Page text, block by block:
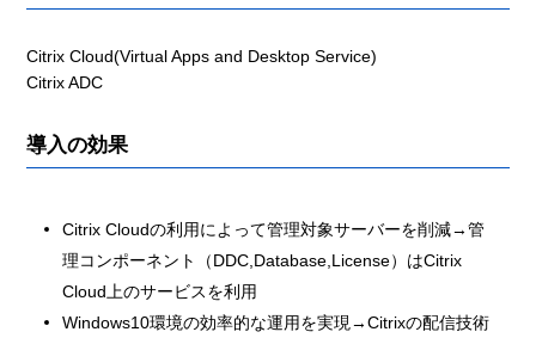
Citrix Cloud(Virtual Apps and Desktop Service)
Citrix ADC
導入の効果
Citrix Cloudの利用によって管理対象サーバーを削減→管
理コンポーネント（DDC,Database,License）はCitrix
Cloud上のサービスを利用
Windows10環境の効率的な運用を実現→Citrixの配信技術